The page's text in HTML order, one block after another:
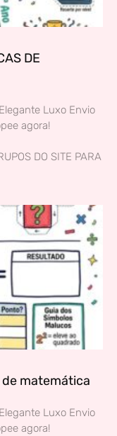
DE
Luxo Envio
agora!
DO SITE PARA
de matemática
Luxo Envio
agora!